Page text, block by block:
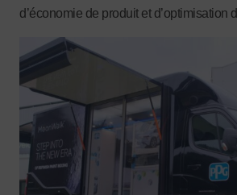
d’économie de produit et d’optimisation